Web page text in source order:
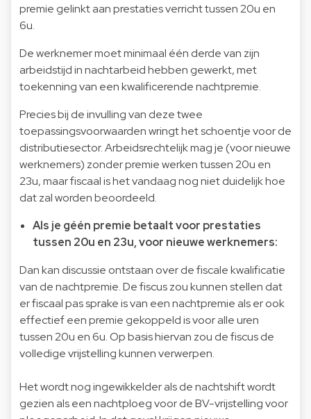
premie gelinkt aan prestaties verricht tussen 20u en
6u.
De werknemer moet minimaal één derde van zijn
arbeidstijd in nachtarbeid hebben gewerkt, met
toekenning van een kwalificerende nachtpremie.
Precies bij de invulling van deze twee
toepassingsvoorwaarden wringt het schoentje voor de
distributiesector. Arbeidsrechtelijk mag je (voor nieuwe
werknemers) zonder premie werken tussen 20u en
23u, maar fiscaal is het vandaag nog niet duidelijk hoe
dat zal worden beoordeeld.
Als je géén premie betaalt voor prestaties
tussen 20u en 23u, voor nieuwe werknemers:
Dan kan discussie ontstaan over de fiscale kwalificatie
van de nachtpremie. De fiscus zou kunnen stellen dat
er fiscaal pas sprake is van een nachtpremie als er ook
effectief een premie gekoppeld is voor alle uren
tussen 20u en 6u. Op basis hiervan zou de fiscus de
volledige vrijstelling kunnen verwerpen.
Het wordt nog ingewikkelder als de nachtshift wordt
gezien als een nachtploeg voor de BV-vrijstelling voor